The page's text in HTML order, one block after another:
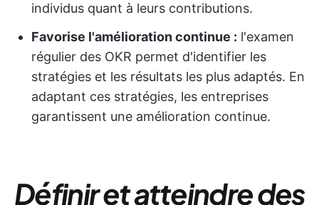
individus quant à leurs contributions.
Favorise l'amélioration continue : l'examen
régulier des OKR permet d'identifier les
stratégies et les résultats les plus adaptés. En
adaptant ces stratégies, les entreprises
garantissent une amélioration continue.
Définir et atteindre des